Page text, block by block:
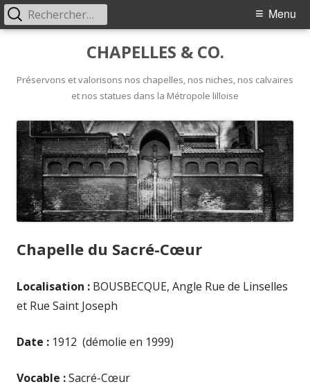
contenu
CHAPELLES & CO.
Préservons et valorisons nos chapelles, nos niches, nos calvaires
et nos statues dans la Métropole lilloise
Menu
Menu
Rechercher :
Chapelle du Sacré-Cœur
Localisation : BOUSBECQUE, Angle Rue de Linselles
et Rue Saint Joseph
Date : 1912 (démolie en 1999)
Vocable :Sacré-Cœur